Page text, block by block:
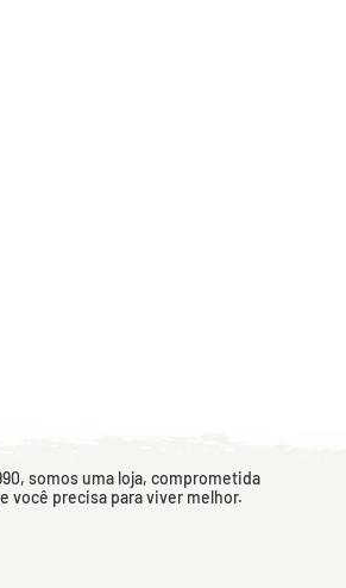
somos uma loja, comprometida
você precisa para viver melhor.